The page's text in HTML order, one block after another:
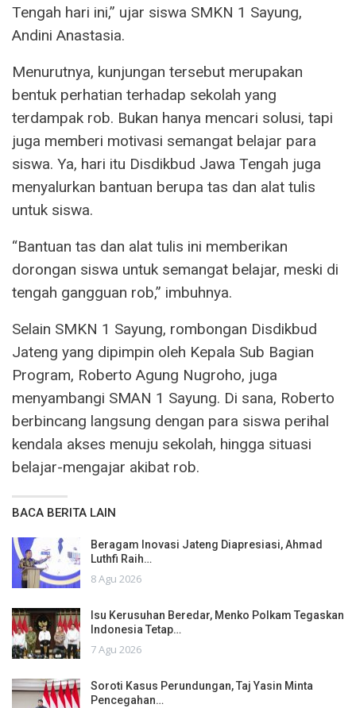
Tengah hari ini,” ujar siswa SMKN 1 Sayung,
Andini Anastasia.
Menurutnya, kunjungan tersebut merupakan
bentuk perhatian terhadap sekolah yang
terdampak rob. Bukan hanya mencari solusi, tapi
juga memberi motivasi semangat belajar para
siswa. Ya, hari itu Disdikbud Jawa Tengah juga
menyalurkan bantuan berupa tas dan alat tulis
untuk siswa.
“Bantuan tas dan alat tulis ini memberikan
dorongan siswa untuk semangat belajar, meski di
tengah gangguan rob,” imbuhnya.
Selain SMKN 1 Sayung, rombongan Disdikbud
Jateng yang dipimpin oleh Kepala Sub Bagian
Program, Roberto Agung Nugroho, juga
menyambangi SMAN 1 Sayung. Di sana, Roberto
berbincang langsung dengan para siswa perihal
kendala akses menuju sekolah, hingga situasi
belajar-mengajar akibat rob.
BACA BERITA LAIN
Beragam Inovasi Jateng Diapresiasi, Ahmad
Luthfi Raih…
8 Agu 2026
Isu Kerusuhan Beredar, Menko Polkam Tegaskan
Indonesia Tetap…
7 Agu 2026
Soroti Kasus Perundungan, Taj Yasin Minta
Pencegahan…